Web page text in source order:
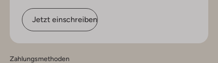
Jetzt einschreiben
Zahlungsmethoden